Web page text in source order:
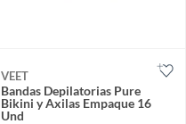
VEET
Bandas Depilatorias Pure
Bikini y Axilas Empaque 16
Und